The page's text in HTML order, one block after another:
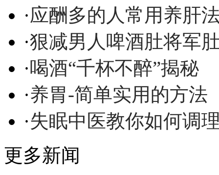
·应酬多的人常用养肝
·狠减男人啤酒肚将军
·喝酒“千杯不醉”揭秘
·养胃-简单实用的方法
·失眠中医教你如何调
更多新闻